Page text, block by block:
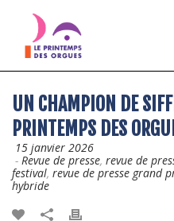
UN CHAMPION DE
PRINTEMPS DES
15 janvier 2026
- Revue de presse, revue de
festival, revue de presse grand
hybride